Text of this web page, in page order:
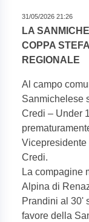
31/05/2026 21:26
LA
COPPA
REGIONALE
Al campo
Sanmichelese
Credi – Under
Credi.
La compagine
Alpina di
Prandini al 30'
favore della